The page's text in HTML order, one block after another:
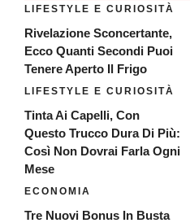
LIFESTYLE E CURIOSITÀ
Rivelazione Sconcertante,
Ecco Quanti Secondi Puoi
Tenere Aperto Il Frigo
LIFESTYLE E CURIOSITÀ
Tinta Ai Capelli, Con
Questo Trucco Dura Di Più:
Così Non Dovrai Farla Ogni
Mese
ECONOMIA
Tre Nuovi Bonus In Busta